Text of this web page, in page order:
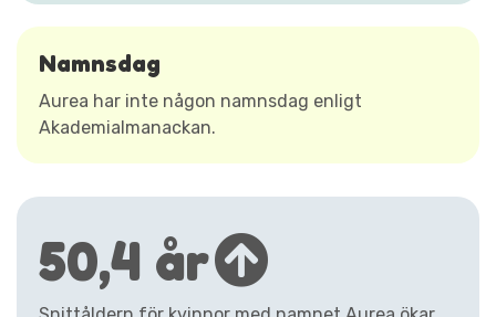
Namnsdag
Aurea har inte någon namnsdag enligt
Akademialmanackan.
50,4 år